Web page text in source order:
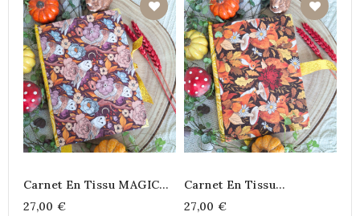
Carnet En Tissu MAGIC
27,00 €
Carnet En Tissu
27,00 €